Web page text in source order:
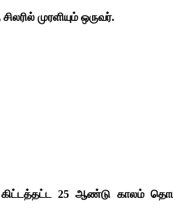
முரளியும் ஒருவர்.
கிட்டத்தட்ட 25 ஆண்டு